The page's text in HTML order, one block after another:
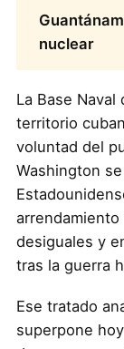
nuclear
La Base Naval
territorio
voluntad del
Washington
arrendamiento
desiguales y
tras la guerra
Ese tratado
superpone